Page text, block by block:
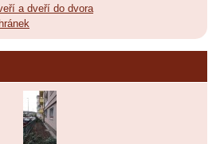
a dveří do dvora